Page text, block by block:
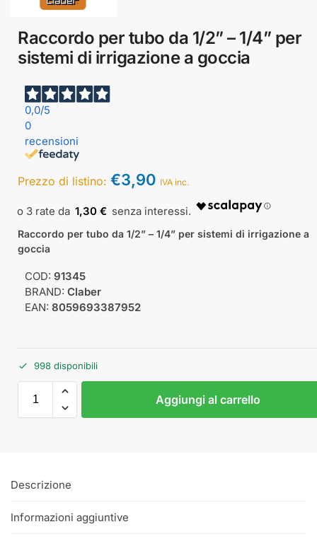
Raccordo per tubo da 1/2” – 1/4” per
sistemi di irrigazione a goccia
0,0/5
0
recensioni
Prezzo di listino: €3,90 IVA inc.
1,30 €
Raccordo per tubo da 1/2” – 1/4” per sistemi di irrigazione a
goccia
COD: 91345
BRAND: Claber
EAN: 8059693387952
998 disponibili
Aggiungi al carrello
Descrizione
Informazioni aggiuntive